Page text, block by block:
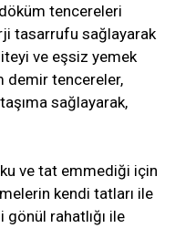
tencereleri
tasarrufu sağlayarak
ve eşsiz yemek
demir tencereler,
sağlayarak,
ve tat emmediği için
kendi tatları ile
rahatlığı ile